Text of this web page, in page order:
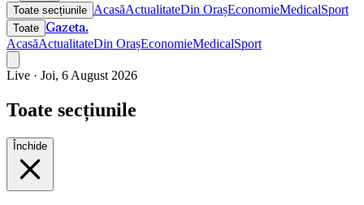
Toate secțiunile AcasăActualitateDin OrașEconomieMedicalSport
Toate Gazeta.
AcasăActualitateDin OrașEconomieMedicalSport
Live · Joi, 6 August 2026
Toate secțiunile
Închide